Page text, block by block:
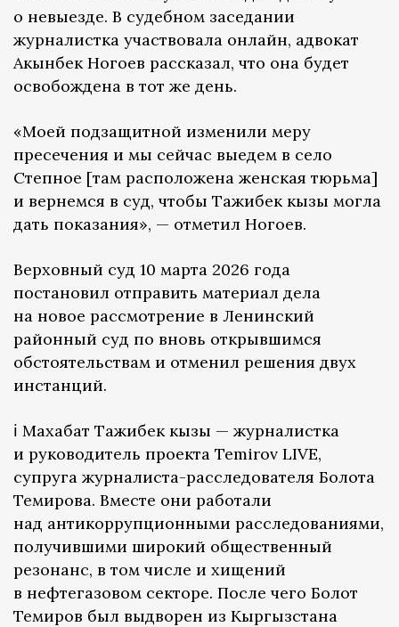
о невыезде. В судебном заседании
журналистка участвовала онлайн, адвокат
Акынбек Ногоев рассказал, что она будет
освобождена в тот же день.
«Моей подзащитной изменили меру
пресечения и мы сейчас выедем в село
Степное [там расположена женская тюрьма]
и вернемся в суд, чтобы Тажибек кызы могла
дать показания», — отметил Ногоев.
Верховный суд 10 марта 2026 года
постановил отправить материал дела
на новое рассмотрение в Ленинский
районный суд по вновь открывшимся
обстоятельствам и отменил решения двух
инстанций.
ℹ️ Махабат Тажибек кызы — журналистка
и руководитель проекта Temirov LIVE,
супруга журналиста-расследователя Болота
Темирова. Вместе они работали
над антикоррупционными расследованиями,
получившими широкий общественный
резонанс, в том числе и хищений
в нефтегазовом секторе. После чего Болот
Темиров был выдворен из Кыргызстана